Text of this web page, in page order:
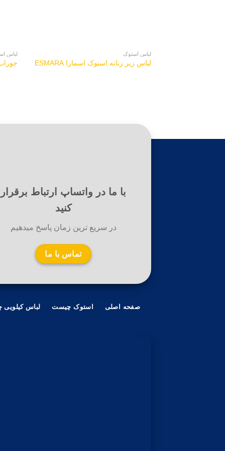
لباس استوک
لباس زیر زنانه استوک اسمارا ESMARA
لباس
با ما در واتساپ ارتباط برقرار
کنید
در سریع ترین زمان پاسخ میدهیم
تماس با ما
صفحه اصلی استوک چیست لباس